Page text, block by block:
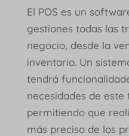
El POS es un
gestiones todas las
negocio, desde la
inventario. Un
tendrá
necesidades de este
permitiendo que
más preciso de los